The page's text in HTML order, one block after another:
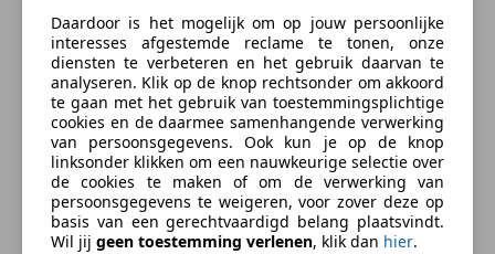
Financiële informatie
BTW/marge:BTW niet verrekenbaar voor
ondernemers (margeregeling)
Motorrijtuigenbelasting:€ 119 - € 129per kwartaal
Aanvullende opties en accessoires
Comfort & Interieur
Achterbank in delen neerklapbaar
Marcel Verweij
Something went wrong
We're sorry, but something unexpected
happened. Please try again or refresh the page.
Try Again
Daardoor is het mogelijk om op jouw persoonlijke
interesses afgestemde reclame te tonen, onze
diensten te verbeteren en het gebruik daarvan te
analyseren. Klik op de knop rechtsonder om akkoord
te gaan met het gebruik van toestemmingsplichtige
cookies en de daarmee samenhangende verwerking
van persoonsgegevens. Ook kun je op de knop
linksonder klikken om een nauwkeurige selectie over
de cookies te maken of om de verwerking van
persoonsgegevens te weigeren, voor zover deze op
basis van een gerechtvaardigd belang plaatsvindt.
Wil jij geen toestemming verlenen, klik dan hier.